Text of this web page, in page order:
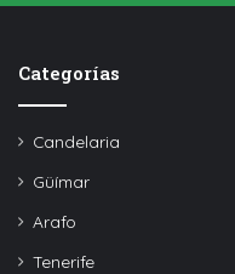
Categorías
Candelaria
Güímar
Arafo
Tenerife